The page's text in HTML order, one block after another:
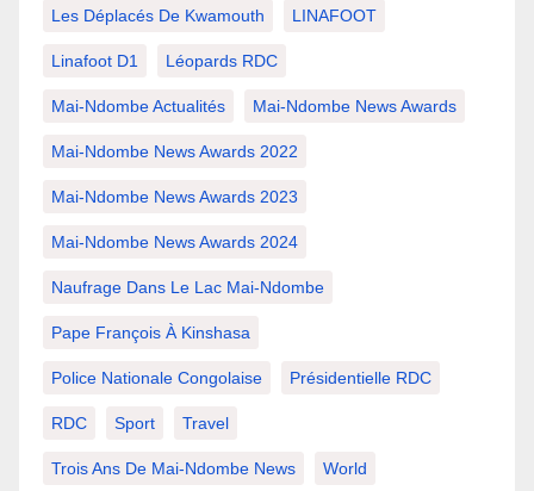
Les Déplacés De Kwamouth LINAFOOT
Linafoot D1 Léopards RDC
Mai-Ndombe Actualités Mai-Ndombe News Awards
Mai-Ndombe News Awards 2022
Mai-Ndombe News Awards 2023
Mai-Ndombe News Awards 2024
Naufrage Dans Le Lac Mai-Ndombe
Pape François À Kinshasa
Police Nationale Congolaise Présidentielle RDC
RDC Sport Travel
Trois Ans De Mai-Ndombe News World